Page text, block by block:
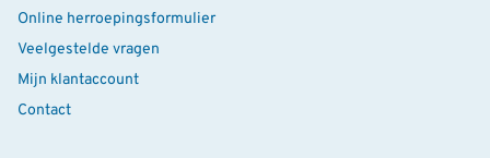
Online herroepingsformulier
Veelgestelde vragen
Mijn klantaccount
Contact